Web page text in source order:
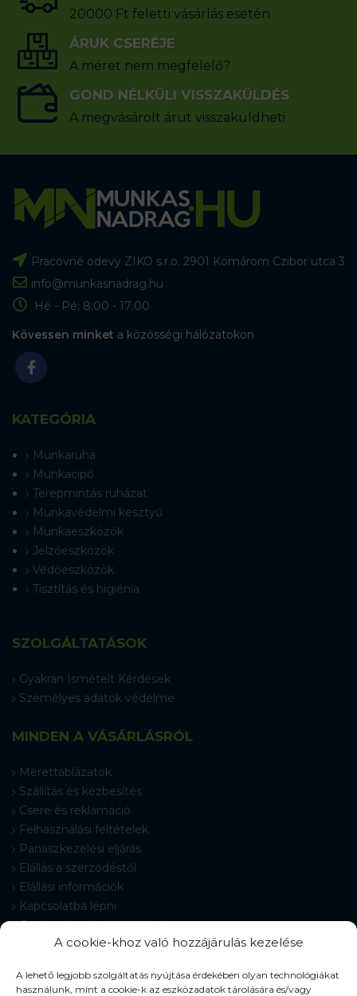
A cookie-khoz való hozzájárulás kezelése
A lehető legjobb szolgáltatás nyújtása érdekében olyan technológiákat
használunk, mint a cookie-k az eszközadatok tárolására és/vagy
20000 Ft feletti vásárlás esetén
ÁRUK CSERÉJE
A méret nem megfelelő?
GOND NÉLKÜLI VISSZAKÜLDÉS
A megvásárolt árut visszaküldheti
Pracovné odevy ZIKO s.r.o. 2901 Komárom Czibor utca 3
info@munkasnadrag.hu
Hé - Pé: 8:00 - 17:00
Kövessen minket a közösségi hálózatokon
KATEGÓRIA
Munkaruha
Munkacipő
Terepmintás ruházat
Munkavédelmi kesztyű
Munkaeszközök
Jelzőeszközök
Védőeszközök
Tisztítás és higiénia
SZOLGÁLTATÁSOK
Gyakran Ismételt Kérdések
Személyes adatok védelme
MINDEN A VÁSÁRLÁSRÓL
Mérettáblázatok
Szállítás és kézbesítés
Csere és reklamáció
Felhasználási feltételek
Panaszkezelési eljárás
Elállás a szerződéstől
Elállási információk
Kapcsolatba lépni
Gyakran Ismételt Kérdések
Cookie-beállítások